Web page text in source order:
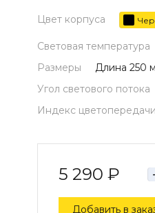
Цвет корпуса
Световая температура
Размеры
Длина 250
Угол светового потока
Индекс цветопередачи
5 290 ₽ -
Добавить в